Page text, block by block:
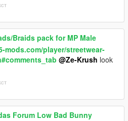
Braids pack for MP Male
mods.com/player/streetwear-
@Ze-Krush look
Forum Low Bad Bunny